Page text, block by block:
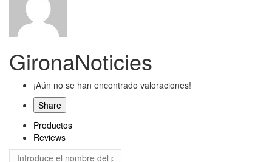
GironaNoticies
¡Aún no se han encontrado valoraciones!
Share
Productos
Reviews